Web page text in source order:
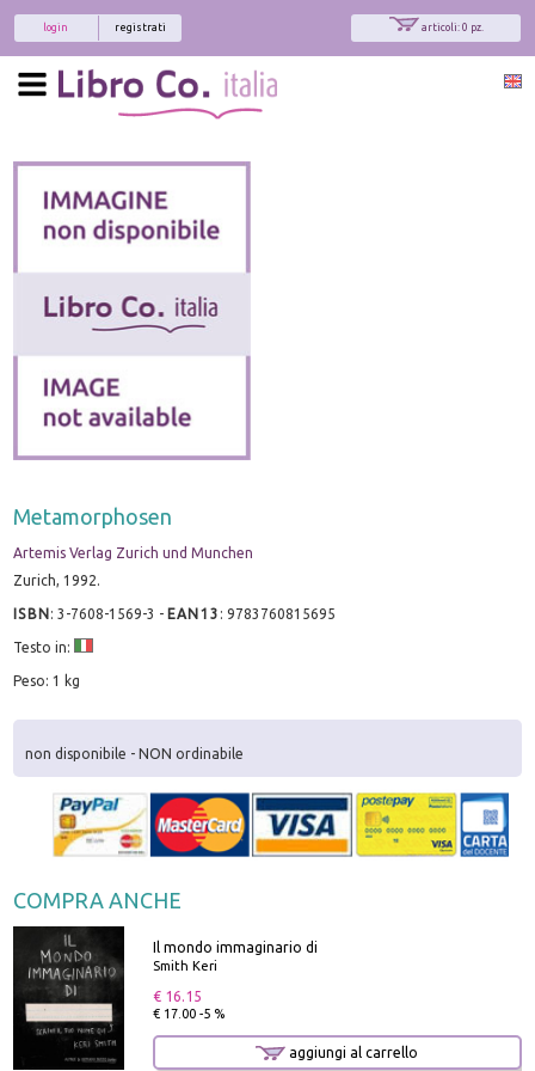
articoli: 0 pz.
registrati
login
Metamorphosen
Artemis Verlag Zurich und Munchen
Zurich, 1992.
ISBN:3-7608-1569-3 - EAN13 :9783760815695
Testo in:
Peso: 1 kg
non disponibile - NON ordinabile
COMPRA ANCHE
Il mondo immaginario di
Smith Keri
€ 16.15
€ 17.00 -5 %
aggiungi al carrello